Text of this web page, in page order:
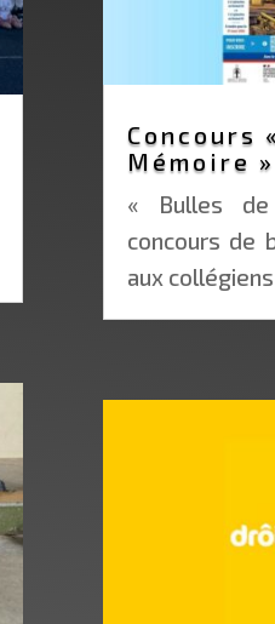
Concours
Mémoire »
« Bulles
concours de
aux